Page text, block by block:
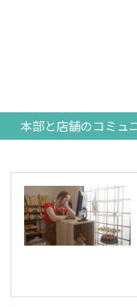
本部と店舗のコミュ